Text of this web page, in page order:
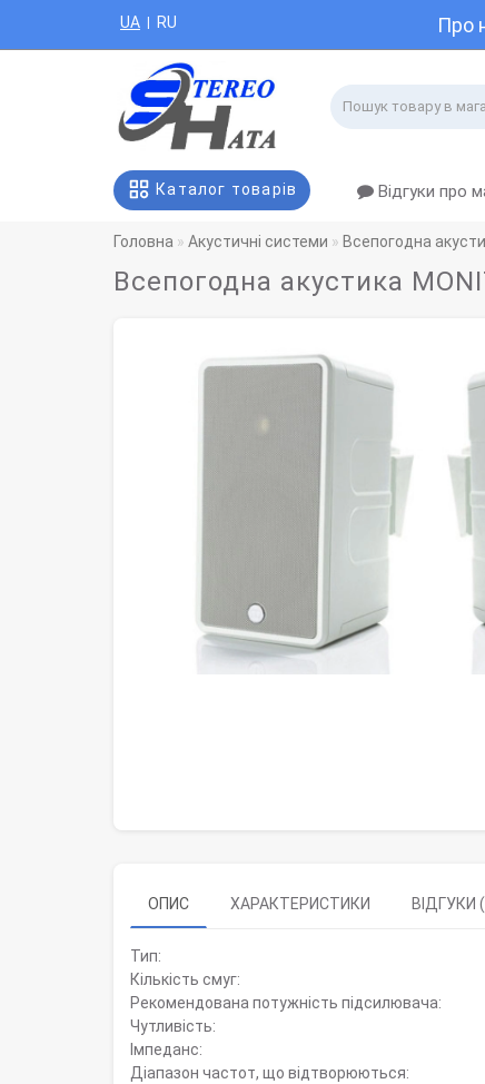
Про
UA | RU
Каталог товарів Відгуки про
Головна Акустичні системи Всепогодна
Всепогодна акустика
ОПИС ХАРАКТЕРИСТИКИ ВІДГУКИ
Тип:
Кількість смуг:
Рекомендована потужність підсилювача:
Чутливість:
Імпеданс:
Діапазон частот, що відтворюються: